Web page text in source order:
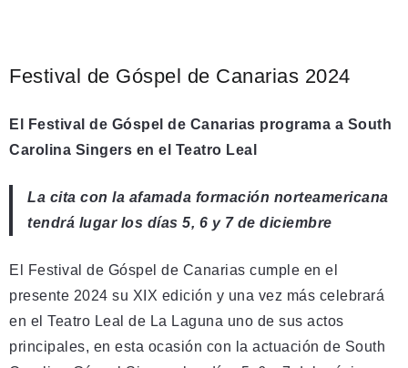
Festival de Góspel de Canarias 2024
El
Festival de Góspel de Canarias programa a South
Carolina Singers en el Teatro Leal
La cita con la afamada formación norteamericana
tendrá lugar los días 5, 6 y 7 de diciembre
El Festival de Góspel de Canarias cumple en el
presente 2024 su XIX edición y una vez más celebrará
en el Teatro Leal de La Laguna uno de sus actos
principales, en esta ocasión con la actuación de South